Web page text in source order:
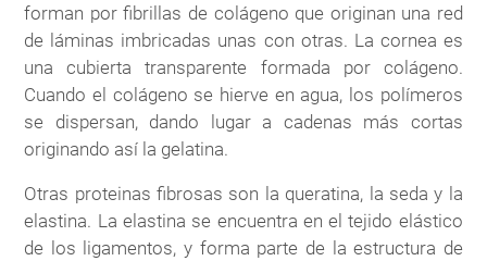
forman por fibrillas de colágeno que originan una red
de láminas imbricadas unas con otras. La cornea es
una cubierta transparente formada por colágeno.
Cuando el colágeno se hierve en agua, los polímeros
se dispersan, dando lugar a cadenas más cortas
originando así la gelatina.
Otras proteinas fibrosas son la queratina, la seda y la
elastina. La elastina se encuentra en el tejido elástico
de los ligamentos, y forma parte de la estructura de